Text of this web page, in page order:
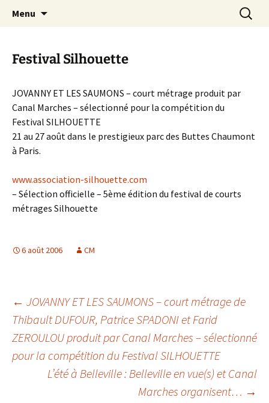
Canal Marches
Menu
Festival Silhouette
JOVANNY ET LES SAUMONS – court métrage produit par
Canal Marches – sélectionné pour la compétition du
Festival SILHOUETTE
21 au 27 août dans le prestigieux parc des Buttes Chaumont
à Paris.
www.association-silhouette.com
– Sélection officielle – 5ème édition du festival de courts
métrages Silhouette
6 août 2006 CM
Navigation
des
articles
← JOVANNY ET LES SAUMONS – court métrage de
Thibault DUFOUR, Patrice SPADONI et Farid
ZEROULOU produit par Canal Marches – sélectionné
pour la compétition du Festival SILHOUETTE
L’été à Belleville : Belleville en vue(s) et Canal
Marches organisent… →